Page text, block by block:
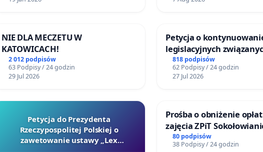
NIE DLA MECZETU W
KATOWICACH!
2 012 podpisów
63 Podpisy / 24 godzin
29 Jul 2026
Petycja o
legislacyjnych
reformą prawa
818 podpisów
62 Podpisy / 24 godzin
27 Jul 2026
Petycja do Prezydenta
Rzeczypospolitej Polskiej o
zawetowanie ustawy „Lex
Prośba o obniżenie
zajęcia ZPiT
Sokołowskim Ośrodku
80 podpisów
38 Podpisy / 24 godzin